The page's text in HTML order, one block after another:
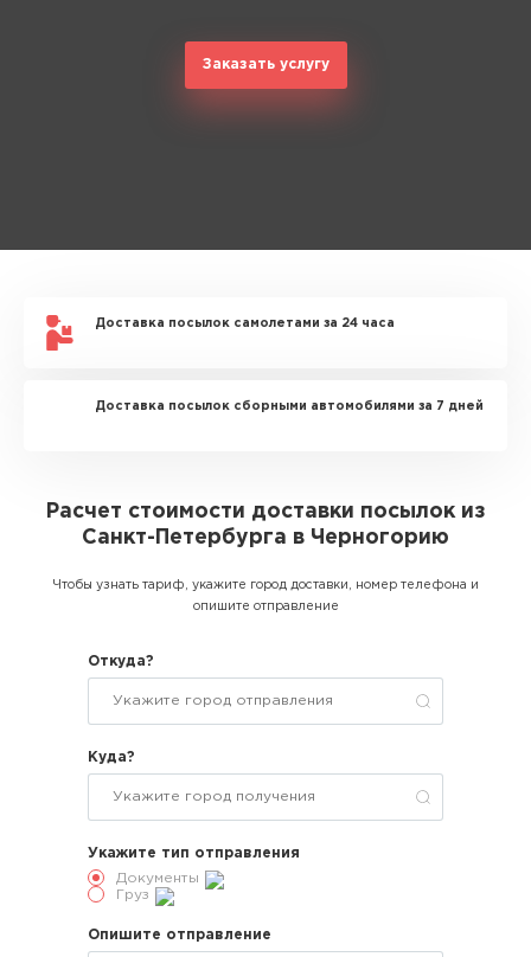
Заказать услугу
Доставка посылок самолетами за 24 часа
Доставка посылок сборными автомобилями за 7 дней
Расчет стоимости доставки посылок из
Санкт-Петербурга в Черногорию
Чтобы узнать тариф, укажите город доставки, номер телефона и
опишите отправление
Откуда?
Куда?
Укажите тип отправления
Документы
Груз
Опишите отправление